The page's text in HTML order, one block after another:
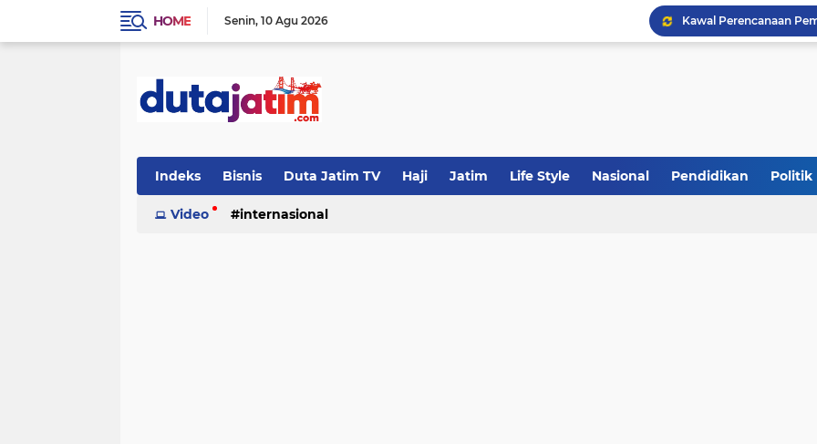
HOME Senin 10 Agu 2026
Indeks Bisnis Duta Jatim TV Haji Jatim Life Style Nasional Pendidikan Politik
Video internasional